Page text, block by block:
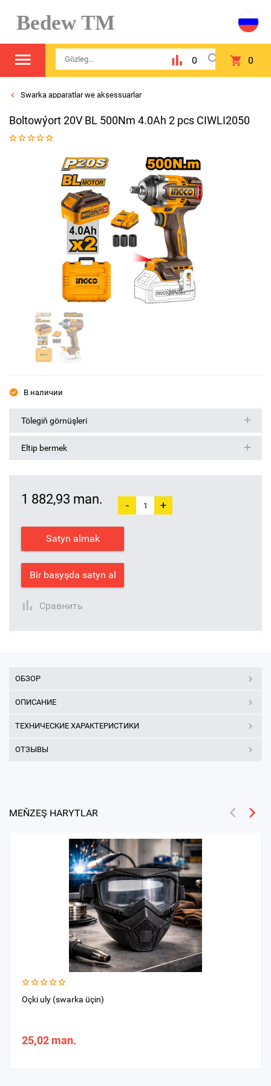
Bedew TM
0 0
Swarka apparatlar we aksessuarlar
Boltowýort 20V BL 500Nm 4.0Ah 2 pcs CIWLI2050
В наличии
Tölegiň görnüşleri
Eltip bermek
1 882,93 man. - +
Satyn almak
Bir basyşda satyn al
Сравнить
ОБЗОР
ОПИСАНИЕ
ТЕХНИЧЕСКИЕ ХАРАКТЕРИСТИКИ
ОТЗЫВЫ
MEŇZEŞ HARYTLAR
Oçki uly (swarka üçin)
25,02 man.